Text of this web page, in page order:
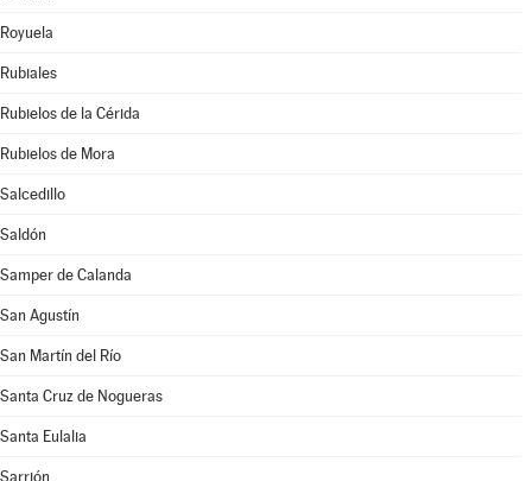
Royuela
Rubiales
Rubielos de la Cérida
Rubielos de Mora
Salcedillo
Saldón
Samper de Calanda
San Agustín
San Martín del Río
Santa Cruz de Nogueras
Santa Eulalia
Sarrión